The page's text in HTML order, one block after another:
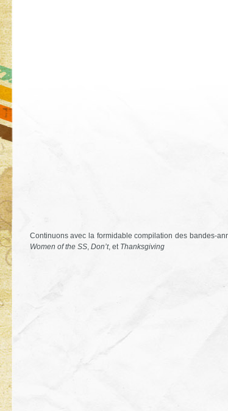
Continuons avec la formidable compilation des bandes-
Women of the SS, Don’t, et Thanksgiving